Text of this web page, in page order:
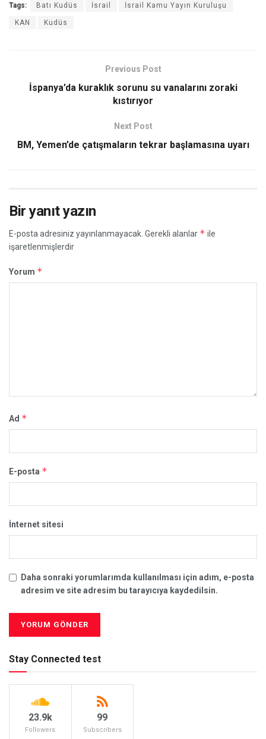
Tags: Batı Kudüs İsrail İsrail Kamu Yayın Kuruluşu
KAN Kudüs
Previous Post
İspanya’da kuraklık sorunu su vanalarını zoraki
kıstırıyor
Next Post
BM, Yemen’de çatışmaların tekrar başlamasına uyarı
Bir yanıt yazın
E-posta adresiniz yayınlanmayacak. Gerekli alanlar * ile
işaretlenmişlerdir
Yorum *
Ad *
E-posta *
İnternet sitesi
Daha sonraki yorumlarımda kullanılması için adım, e-posta
adresim ve site adresim bu tarayıcıya kaydedilsin.
Stay Connected test
23.9k
Followers
99
Subscribers